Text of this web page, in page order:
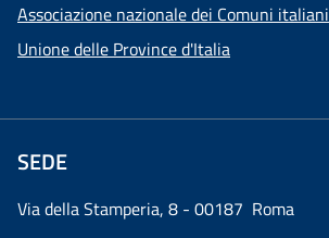
Associazione nazionale dei Comuni italiani
Unione delle Province d'Italia
SEDE
Via della Stamperia, 8 - 00187 Roma